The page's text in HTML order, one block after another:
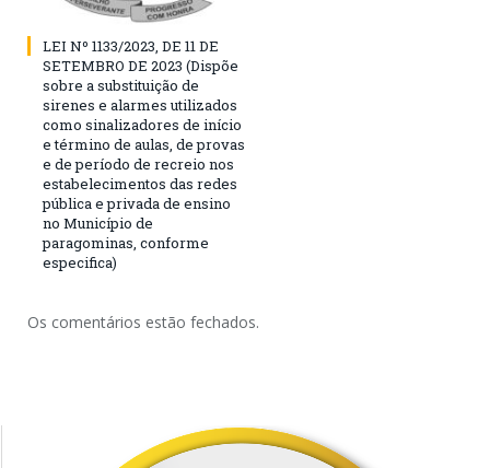
LEI Nº 1133/2023, DE 11 DE
SETEMBRO DE 2023 (Dispõe
sobre a substituição de
sirenes e alarmes utilizados
como sinalizadores de início
e término de aulas, de provas
e de período de recreio nos
estabelecimentos das redes
pública e privada de ensino
no Município de
paragominas, conforme
especifica)
Os comentários estão fechados.